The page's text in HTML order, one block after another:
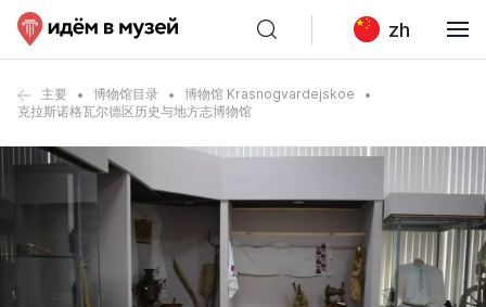
zh
主要 博物馆目录
博物馆 Krasnogvardejskoe
克拉斯诺格瓦尔德区历史与地方志博物馆